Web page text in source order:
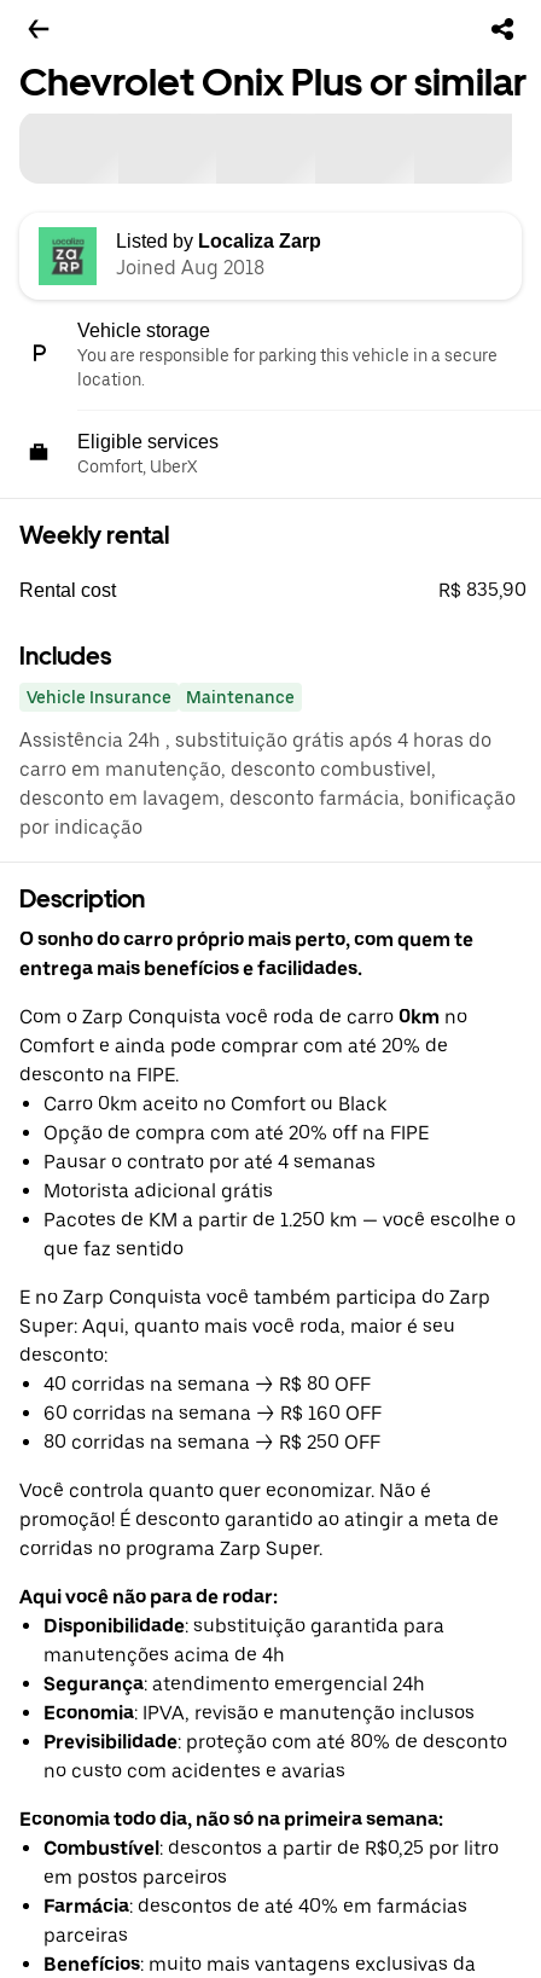
Chevrolet Onix Plus or similar
Listed by Localiza Zarp
Joined Aug 2018
Vehicle storage
You are responsible for parking this vehicle in a secure
location.
Eligible services
Comfort, UberX
Weekly rental
Rental cost R$ 835,90
Includes
Vehicle Insurance Maintenance
Assistência 24h , substituição grátis após 4 horas do
carro em manutenção, desconto combustivel,
desconto em lavagem, desconto farmácia, bonificação
por indicação
Description
O sonho do carro próprio mais perto, com quem te
entrega mais benefícios e facilidades.
Com o Zarp Conquista você roda de carro 0km no
Comfort e ainda pode comprar com até 20% de
desconto na FIPE.
Carro 0km aceito no Comfort ou Black
Opção de compra com até 20% off na FIPE
Pausar o contrato por até 4 semanas
Motorista adicional grátis
Pacotes de KM a partir de 1.250 km — você escolhe o
que faz sentido
E no Zarp Conquista você também participa do Zarp
Super: Aqui, quanto mais você roda, maior é seu
desconto:
40 corridas na semana → R$ 80 OFF
60 corridas na semana → R$ 160 OFF
80 corridas na semana → R$ 250 OFF
Você controla quanto quer economizar. Não é
promoção! É desconto garantido ao atingir a meta de
corridas no programa Zarp Super.
Aqui você não para de rodar:
Disponibilidade: substituição garantida para
manutenções acima de 4h
Segurança: atendimento emergencial 24h
Economia: IPVA, revisão e manutenção inclusos
Previsibilidade: proteção com até 80% de desconto
no custo com acidentes e avarias
Economia todo dia, não só na primeira semana:
Combustível: descontos a partir de R$0,25 por litro
em postos parceiros
Farmácia: descontos de até 40% em farmácias
parceiras
Benefícios: muito mais vantagens exclusivas da